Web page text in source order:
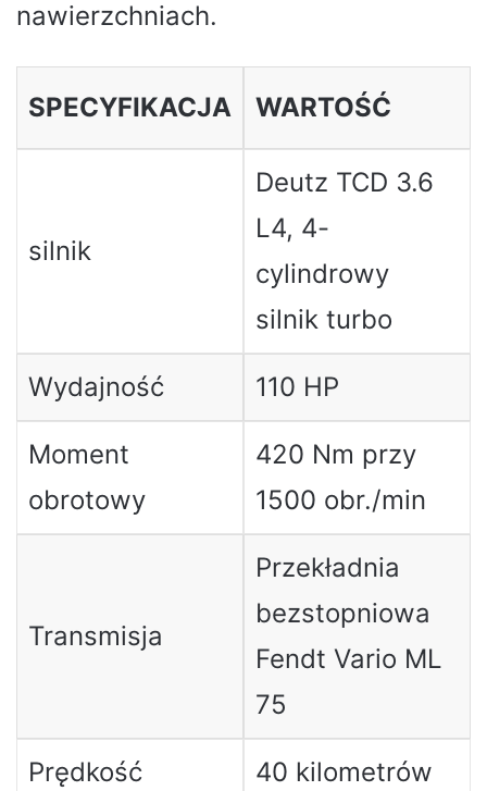
nawierzchniach.
SPECYFIKACJA WARTOŚĆ
silnik
Deutz TCD 3.6
L4, 4-
cylindrowy
silnik turbo
Wydajność 110 HP
Moment
obrotowy
420 Nm przy
1500 obr./min
Transmisja
Przekładnia
bezstopniowa
Fendt Vario ML
75
Prędkość 40 kilometrów